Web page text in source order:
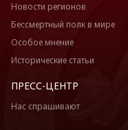
Новости регионов
Бессмертный полк в мире
Особое мнение
Исторические статьи
ПРЕСС-ЦЕНТР
Нас спрашивают